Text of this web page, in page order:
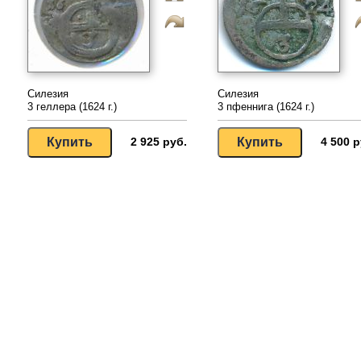
Силезия
3 геллера (1624 г.)
2 925 руб.
Силезия
3 пфеннига (1624 г.)
4 500